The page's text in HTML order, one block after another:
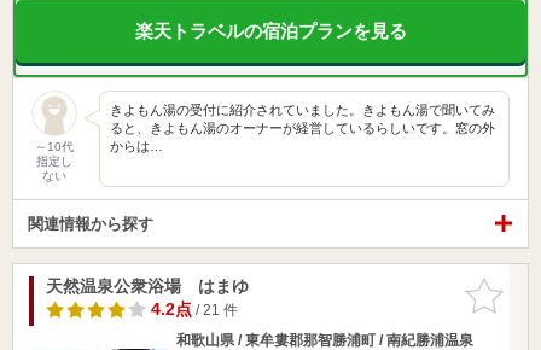
楽天トラベルの宿泊プランを見る
～10代
指定し
ない
きよもん湯の受付に紹介されていました。きよもん湯で聞いてみ
ると、きよもん湯のオーナーが経営しているらしいです。窓の外
からは…
関連情報から探す
お気に入
りに追加
天然温泉公衆浴場 はまゆ
4.2点/ 21 件
和歌山県 / 東牟婁郡那智勝浦町 / 南紀勝浦温泉